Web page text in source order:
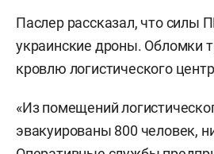
Паслер рассказал, что силы
украинские дроны. Обломки
кровлю логистического
«Из помещений
эвакуированы 800 человек,